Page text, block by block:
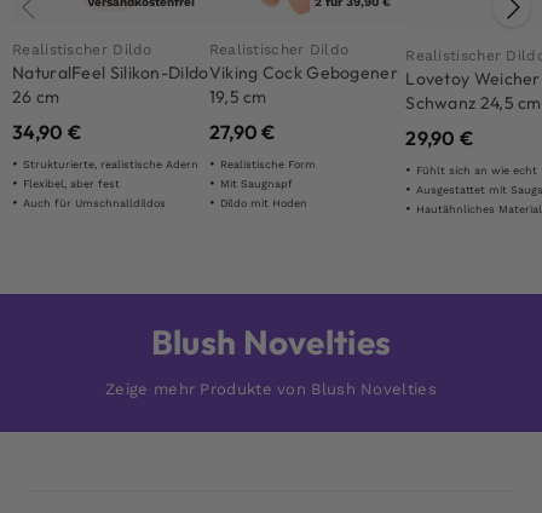
Realistischer Dildo
NaturalFeel Silikon-Dildo
26 cm
34,90 €
Strukturierte, realistische Adern
Flexibel, aber fest
Auch für Umschnalldildos
Realistischer Dildo
Viking Cock Gebogener
19,5 cm
27,90€
Realistische Form
Mit Saugnapf
Dildo mit Hoden
Realistischer
Lovetoy Weicher
Schwanz 24,5 cm
29,90€
Fühlt sich an wie echt
Ausgestattet mit
Hautähnliches Material
Blush Novelties
Zeige mehr Produkte von Blush Novelties